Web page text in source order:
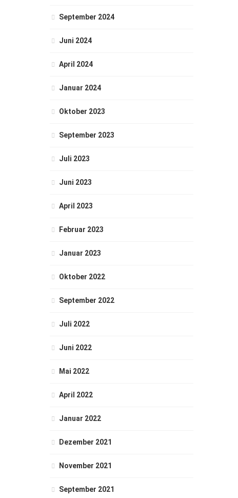
September 2024
Juni 2024
April 2024
Januar 2024
Oktober 2023
September 2023
Juli 2023
Juni 2023
April 2023
Februar 2023
Januar 2023
Oktober 2022
September 2022
Juli 2022
Juni 2022
Mai 2022
April 2022
Januar 2022
Dezember 2021
November 2021
September 2021